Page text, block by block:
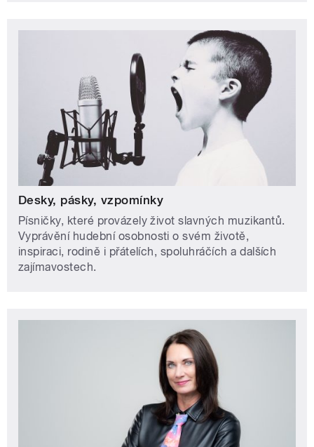
Desky, pásky, vzpomínky
Písničky, které provázely život slavných muzikantů.
Vyprávění hudební osobnosti o svém životě,
inspiraci, rodině i přátelích, spoluhráčích a dalších
zajímavostech.